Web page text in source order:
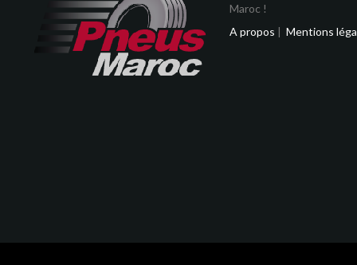
Maroc !
A propos | Mentions